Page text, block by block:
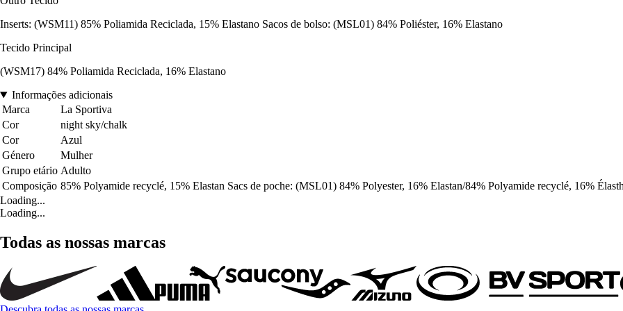
Inserts: (WSM11) 85% Poliamida Reciclada, 15% Elastano Sacos de bolso: (MSL01) 84% Poliéster, 16% Elastano
Tecido Principal
(WSM17) 84% Poliamida Reciclada, 16% Elastano
Informações adicionais
Marca
La Sportiva
Cor
night sky/chalk
Cor
Azul
Género
Mulher
Grupo etário Adulto
Composição 85% Polyamide recyclé, 15% Elastan Sacs de poche: (MSL01) 84% Polyester, 16% Elastan/84% Polyamide recyclé, 16%
Loading...
Loading...
Todas as nossas marcas